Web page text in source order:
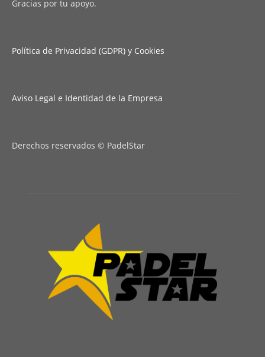
Gracias por tu apoyo.
Política de Privacidad (GDPR) y Cookies
Aviso Legal e Identidad de la Empresa
Derechos reservados © PadelStar